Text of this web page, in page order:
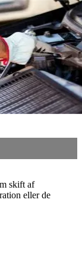
skift af
eller de